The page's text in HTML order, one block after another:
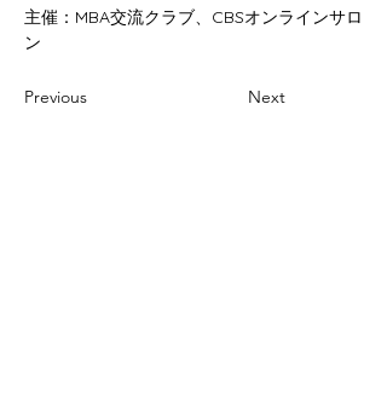
主催：MBA交流クラブ、CBSオンラインサロ
ン
Previous Next